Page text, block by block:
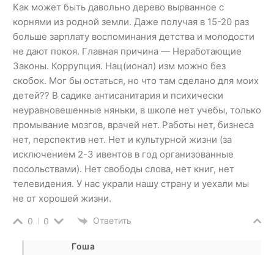
Как может быть давольно дерево вырванное с
корнями из родной земли. Даже получая в 15-20 раз
больше зарплату воспоминания детства и молодости
не дают покоя. Главная причина — Неработающие
Законы. Коррупция. Нац(ионал) изм можно без
скобок. Мог бы остаться, но что там сделано для моих
детей?? В садике антисанитария и психически
неуравновешенные няньки, в школе нет учебы, только
промывание мозгов, врачей нет. Работы нет, бизнеса
нет, перспектив нет. Нет и культурной жизни (за
исключением 2-3 ивентов в год организованные
посольствами). Нет свободы слова, нет книг, нет
телевидения. У нас украли нашу страну и уехали мы
не от хорошей жизни.
0 0 Ответить
Гоша